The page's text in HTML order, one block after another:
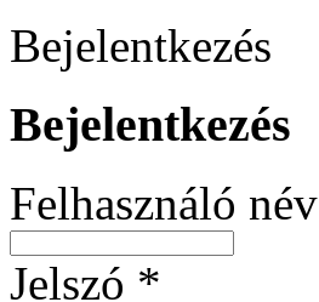
Bejelentkezés
Bejelentkezés
Felhasználó név
Jelszó *